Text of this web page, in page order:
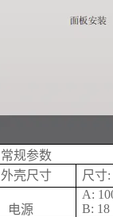
常规参数
外壳尺寸
尺寸:
电源
A:
B: 18